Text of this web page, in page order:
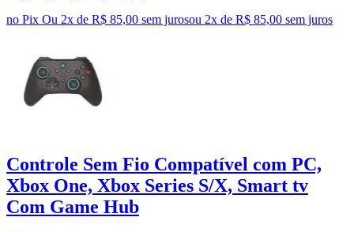
no Pix Ou 2x de R$ 85,00 sem jurosou 2x de R$ 85,00 sem juros
Controle Sem Fio Compatível com PC,
Xbox One, Xbox Series S/X, Smart tv
Com Game Hub